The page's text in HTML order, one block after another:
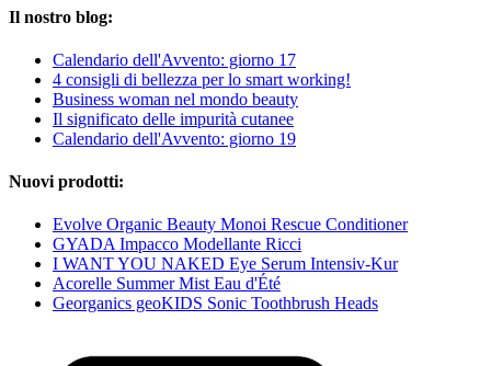
Il nostro blog:
Calendario dell'Avvento: giorno 17
4 consigli di bellezza per lo smart working!
Business woman nel mondo beauty
Il significato delle impurità cutanee
Calendario dell'Avvento: giorno 19
Nuovi prodotti:
Evolve Organic Beauty Monoi Rescue Conditioner
GYADA Impacco Modellante Ricci
I WANT YOU NAKED Eye Serum Intensiv-Kur
Acorelle Summer Mist Eau d'Été
Georganics geoKIDS Sonic Toothbrush Heads